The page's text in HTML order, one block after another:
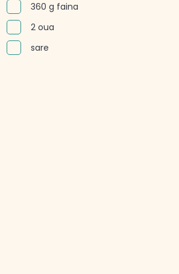
360 g faina
2 oua
sare